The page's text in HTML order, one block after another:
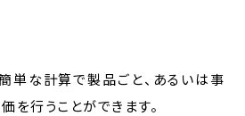
単な計算で製品ごと、あるいは事
を行うことができます。